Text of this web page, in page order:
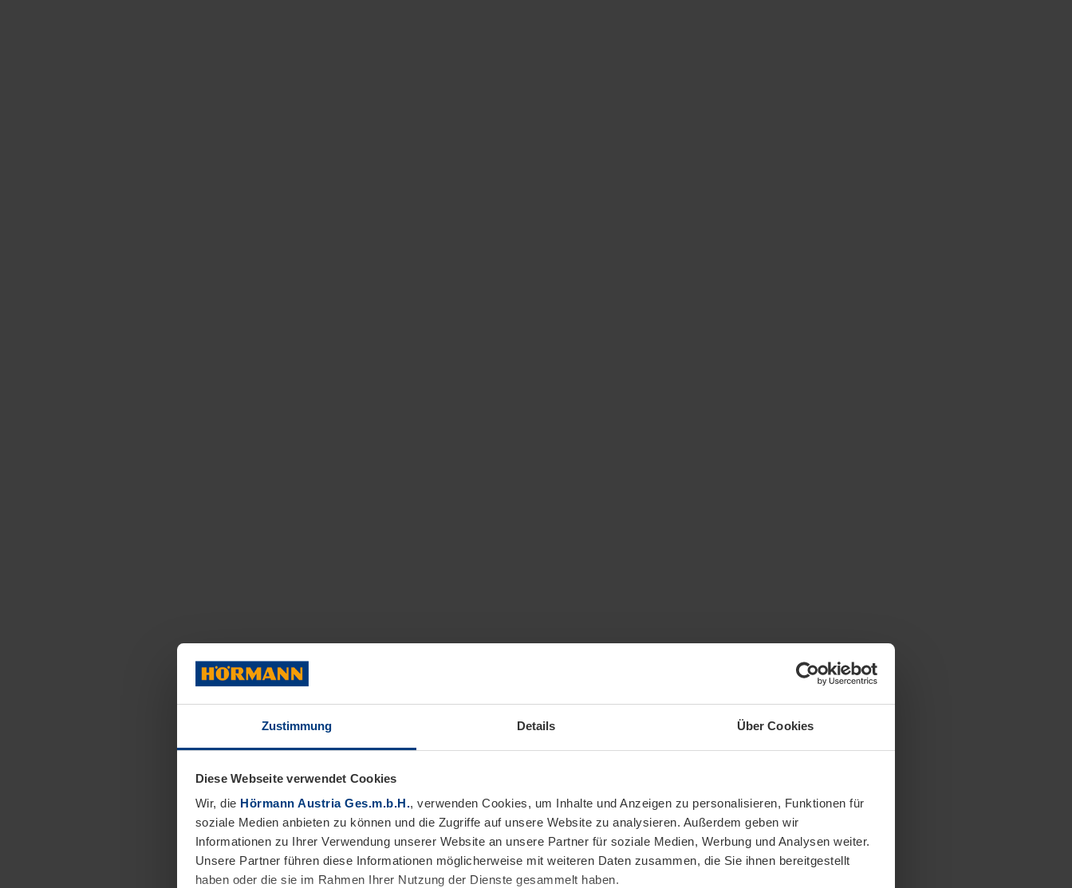
Zustimmung Details Über Cookies
Diese Webseite verwendet Cookies
Wir, die Hörmann Austria Ges.m.b.H., verwenden Cookies, um Inhalte und Anzeigen zu personalisieren, Funktionen für
soziale Medien anbieten zu können und die Zugriffe auf unsere Website zu analysieren. Außerdem geben wir
Informationen zu Ihrer Verwendung unserer Website an unsere Partner für soziale Medien, Werbung und Analysen weiter.
Unsere Partner führen diese Informationen möglicherweise mit weiteren Daten zusammen, die Sie ihnen bereitgestellt
haben oder die sie im Rahmen Ihrer Nutzung der Dienste gesammelt haben.